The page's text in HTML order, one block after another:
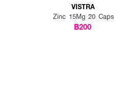
VISTRA
Zinc 15Mg 20 Caps
฿200